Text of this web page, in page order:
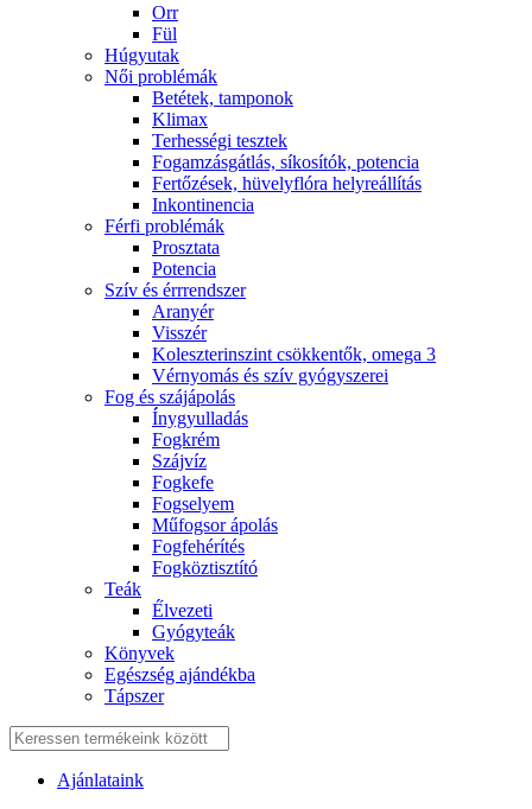
Orr
Fül
Húgyutak
Női problémák
Betétek, tamponok
Klimax
Terhességi tesztek
Fogamzásgátlás, síkosítók, potencia
Fertőzések, hüvelyflóra helyreállítás
Inkontinencia
Férfi problémák
Prosztata
Potencia
Szív és érrrendszer
Aranyér
Visszér
Koleszterinszint csökkentők, omega 3
Vérnyomás és szív gyógyszerei
Fog és szájápolás
Í́nygyulladás
Fogkrém
Szájvíz
Fogkefe
Fogselyem
Műfogsor ápolás
Fogfehérítés
Fogköztisztító
Teák
É́lvezeti
Gyógyteák
Könyvek
Egészség ajándékba
Tápszer
Ajánlataink